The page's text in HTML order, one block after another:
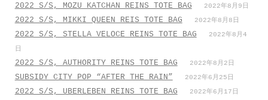
2022 S/S, MOZU KATCHAN REINS TOTE BAG 2022年8月9日
2022 S/S, MIKKI QUEEN REIS TOTE BAG 2022年8月8日
2022 S/S, STELLA VELOCE REINS TOTE BAG
2022年8月4
日
2022 S/S, AUTHORITY REINS TOTE BAG 2022年8月2日
SUBSIDY CITY POP “AFTER THE RAIN” 2022年6月25日
2022 S/S, UBERLEBEN REINS TOTE BAG 2022年6月17日